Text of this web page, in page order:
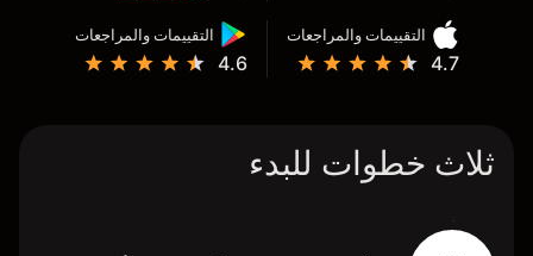
التقييمات والمراجعات
4.7
التقييمات والمراجعات
4.6
ثلاث خطوات للبدء